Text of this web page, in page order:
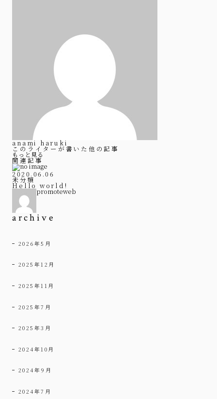
anami haruki
このライターが書いた他の記事
もっと見る
関連記事
2020.06.06
未分類
Hello world!
promoteweb
archive
2026年5月
2025年12月
2025年11月
2025年7月
2025年3月
2024年10月
2024年9月
2024年7月